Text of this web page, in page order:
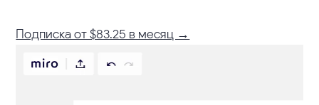
Подписка от $83.25 в месяц →